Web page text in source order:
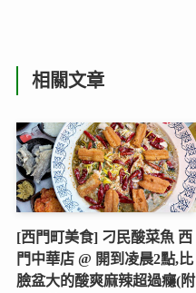
相關文章
[西門町美食] 刁民酸菜魚 西
門中華店 @ 開到凌晨2點,比
臉盆大的酸爽麻辣超過癮(附